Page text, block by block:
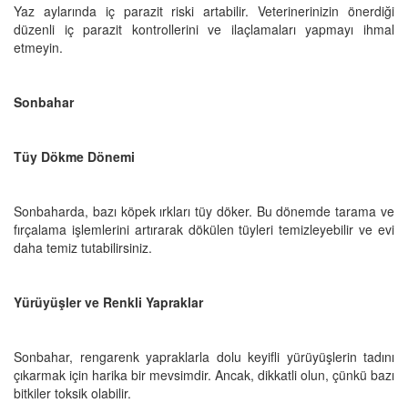
Yaz aylarında iç parazit riski artabilir. Veterinerinizin önerdiği
düzenli iç parazit kontrollerini ve ilaçlamaları yapmayı ihmal
etmeyin.
Sonbahar
Tüy Dökme Dönemi
Sonbaharda, bazı köpek ırkları tüy döker. Bu dönemde tarama ve
fırçalama işlemlerini artırarak dökülen tüyleri temizleyebilir ve evi
daha temiz tutabilirsiniz.
Yürüyüşler ve Renkli Yapraklar
Sonbahar, rengarenk yapraklarla dolu keyifli yürüyüşlerin tadını
çıkarmak için harika bir mevsimdir. Ancak, dikkatli olun, çünkü bazı
bitkiler toksik olabilir.